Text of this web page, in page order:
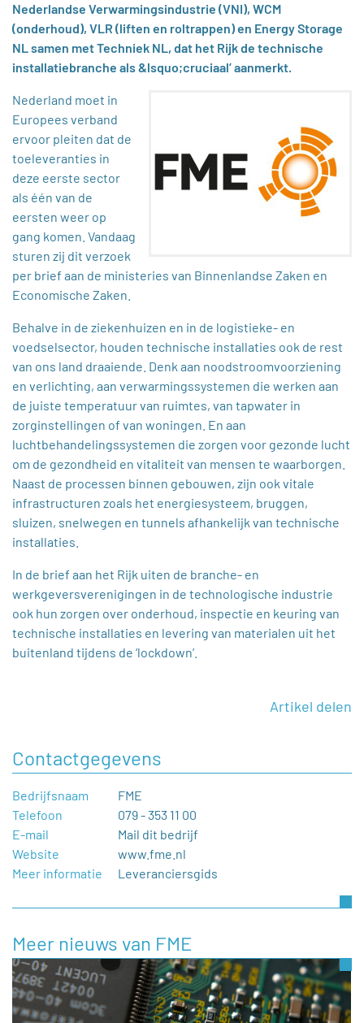
Nederlandse Verwarmingsindustrie (VNI), WCM
(onderhoud), VLR (liften en roltrappen) en Energy Storage
NL samen met Techniek NL, dat het Rijk de technische
installatiebranche als &lsquo;cruciaal’ aanmerkt.
Nederland moet in
Europees verband
ervoor pleiten dat de
toeleveranties in
deze eerste sector
als één van de
eersten weer op
gang komen. Vandaag
sturen zij dit verzoek
per brief aan de ministeries van Binnenlandse Zaken en
Economische Zaken.
Behalve in de ziekenhuizen en in de logistieke- en
voedselsector, houden technische installaties ook de rest
van ons land draaiende. Denk aan noodstroomvoorziening
en verlichting, aan verwarmingssystemen die werken aan
de juiste temperatuur van ruimtes, van tapwater in
zorginstellingen of van woningen. En aan
luchtbehandelingssystemen die zorgen voor gezonde lucht
om de gezondheid en vitaliteit van mensen te waarborgen.
Naast de processen binnen gebouwen, zijn ook vitale
infrastructuren zoals het energiesysteem, bruggen,
sluizen, snelwegen en tunnels afhankelijk van technische
installaties.
In de brief aan het Rijk uiten de branche- en
werkgeversverenigingen in de technologische industrie
ook hun zorgen over onderhoud, inspectie en keuring van
technische installaties en levering van materialen uit het
buitenland tijdens de ‘lockdown’.
Artikel delen
Contactgegevens
Bedrijfsnaam
FME
Telefoon
079 - 353 11 00
E-mail
Mail dit bedrijf
Website
www.fme.nl
Meer informatie
Leveranciersgids
Meer nieuws van FME